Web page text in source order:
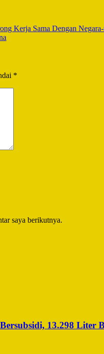
Kerja Sama Dengan Negara-
*
saya berikutnya.
13.298 Liter